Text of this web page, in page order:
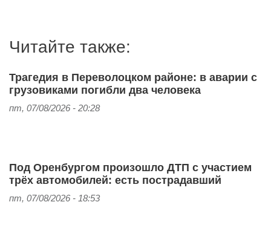
Читайте также:
Трагедия в Переволоцком районе: в аварии с
грузовиками погибли два человека
пт, 07/08/2026 - 20:28
Под Оренбургом произошло ДТП с участием
трёх автомобилей: есть пострадавший
пт, 07/08/2026 - 18:53